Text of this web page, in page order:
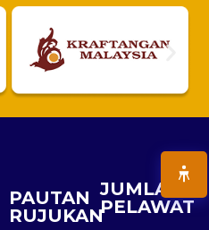
PAUTAN
RUJUKAN
JUMLAH
PELAWAT